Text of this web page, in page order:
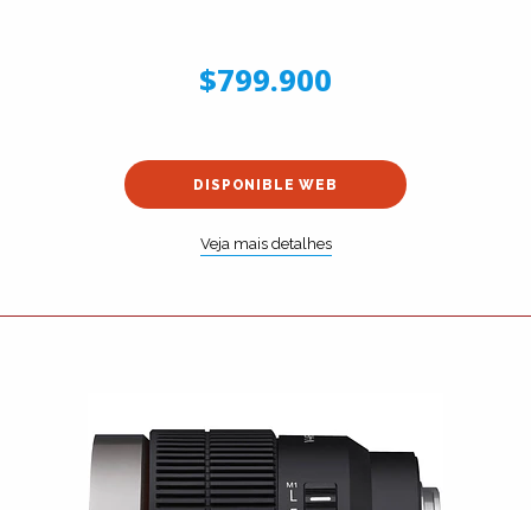
$799.900
DISPONIBLE WEB
Veja mais detalhes